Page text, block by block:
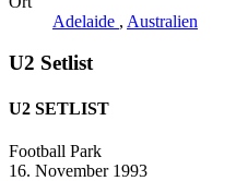
Adelaide , Australien
U2 Setlist
U2 SETLIST
Football Park
16. November 1993